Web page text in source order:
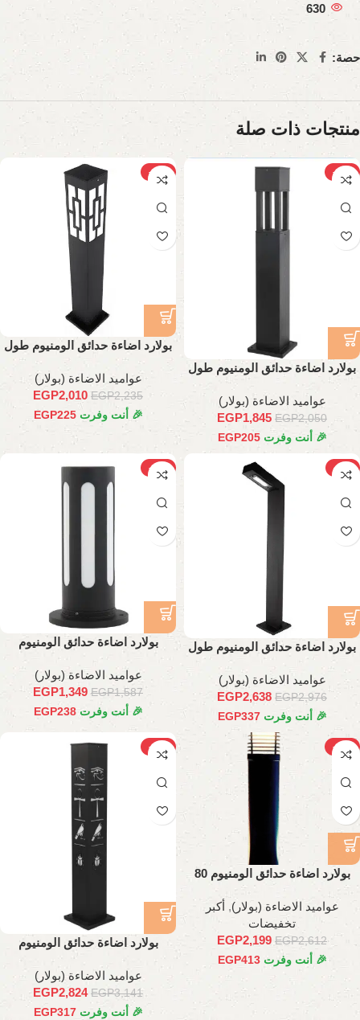
630
حصة:
منتجات ذات صلة
-10%
بولارد اضاءة حدائق الومنيوم طول
عواميد الاضاءة (بولار)
EGP2,050
EGP1,845
🎉 أنت وفرت EGP205
-10%
بولارد اضاءة حدائق الومنيوم طول
عواميد الاضاءة (بولار)
EGP2,235
EGP2,010
🎉 أنت وفرت EGP225
-11%
بولارد اضاءة حدائق الومنيوم طول
عواميد الاضاءة (بولار)
EGP2,976
EGP2,638
🎉 أنت وفرت EGP337
-15%
بولارد اضاءة حدائق الومنيوم
عواميد الاضاءة (بولار)
EGP1,587
EGP1,349
🎉 أنت وفرت EGP238
-16%
بولارد اضاءة حدائق الومنيوم 80
عواميد الاضاءة (بولار), أكبر
تخفيضات
EGP2,612
EGP2,199
🎉 أنت وفرت EGP413
-10%
بولارد اضاءة حدائق الومنيوم
عواميد الاضاءة (بولار)
EGP3,141
EGP2,824
🎉 أنت وفرت EGP317